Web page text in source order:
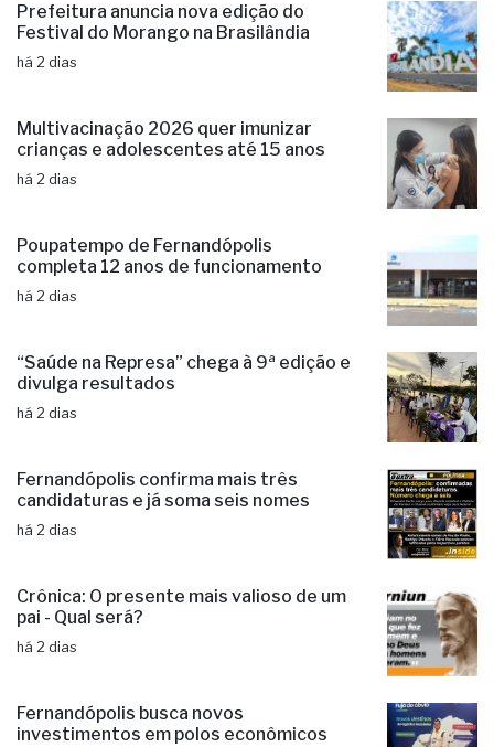
Prefeitura anuncia nova edição do
Festival do Morango na Brasilândia
há 2 dias
Multivacinação 2026 quer imunizar
crianças e adolescentes até 15 anos
há 2 dias
Poupatempo de Fernandópolis
completa 12 anos de funcionamento
há 2 dias
“Saúde na Represa” chega à 9ª edição e
divulga resultados
há 2 dias
Fernandópolis confirma mais três
candidaturas e já soma seis nomes
há 2 dias
Crônica: O presente mais valioso de um
pai - Qual será?
há 2 dias
Fernandópolis busca novos
investimentos em polos econômicos